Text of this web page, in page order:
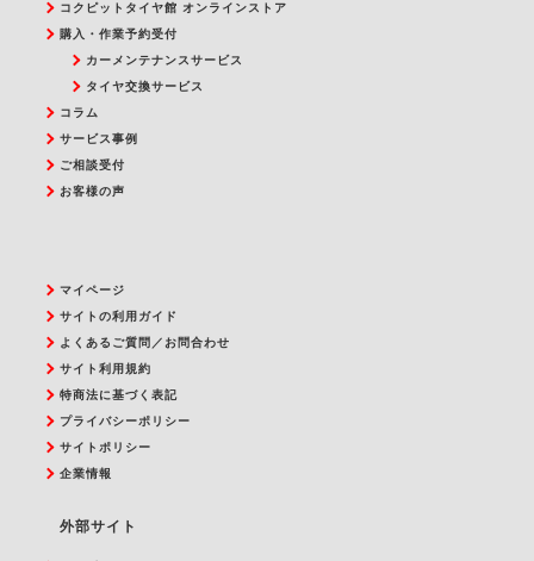
コクピットタイヤ館 オンラインストア
購入・作業予約受付
カーメンテナンスサービス
タイヤ交換サービス
コラム
サービス事例
ご相談受付
お客様の声
マイページ
サイトの利用ガイド
よくあるご質問／お問合わせ
サイト利用規約
特商法に基づく表記
プライバシーポリシー
サイトポリシー
企業情報
外部サイト